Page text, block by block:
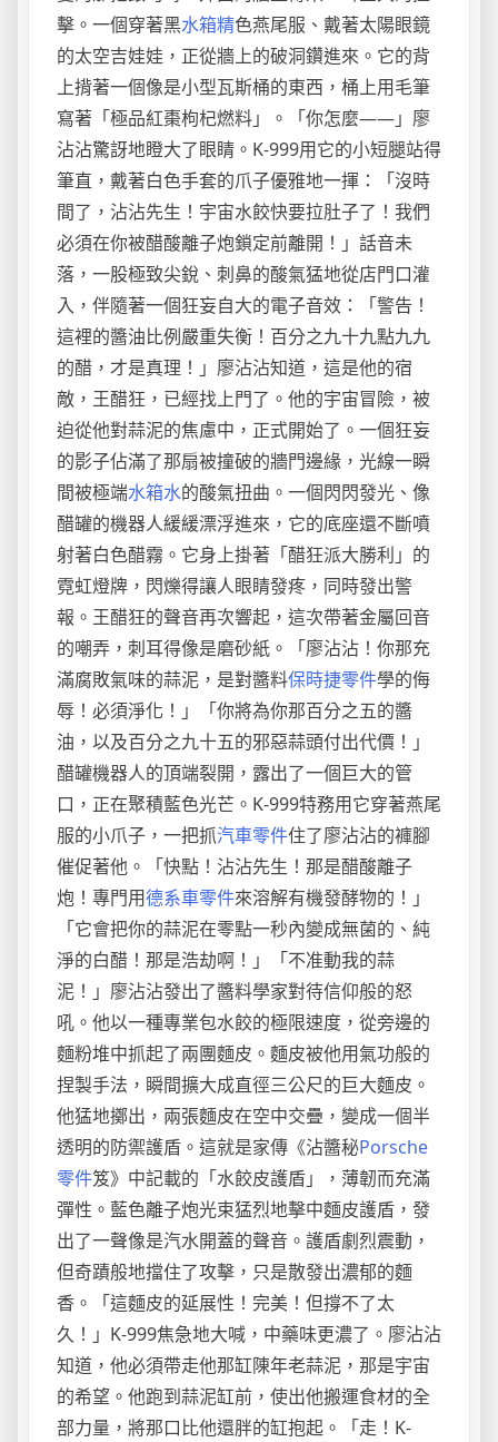
擊。一個穿著黑水箱精色燕尾服、戴著太陽眼鏡
的太空吉娃娃，正從牆上的破洞鑽進來。它的背
上揹著一個像是小型瓦斯桶的東西，桶上用毛筆
寫著「極品紅棗枸杞燃料」。「你怎麼——」廖
沾沾驚訝地瞪大了眼睛。K-999用它的小短腿站得
筆直，戴著白色手套的爪子優雅地一揮：「沒時
間了，沾沾先生！宇宙水餃快要拉肚子了！我們
必須在你被醋酸離子炮鎖定前離開！」話音未
落，一股極致尖銳、刺鼻的酸氣猛地從店門口灌
入，伴隨著一個狂妄自大的電子音效：「警告！
這裡的醬油比例嚴重失衡！百分之九十九點九九
的醋，才是真理！」廖沾沾知道，這是他的宿
敵，王醋狂，已經找上門了。他的宇宙冒險，被
迫從他對蒜泥的焦慮中，正式開始了。一個狂妄
的影子佔滿了那扇被撞破的牆門邊緣，光線一瞬
間被極端水箱水的酸氣扭曲。一個閃閃發光、像
醋罐的機器人緩緩漂浮進來，它的底座還不斷噴
射著白色醋霧。它身上掛著「醋狂派大勝利」的
霓虹燈牌，閃爍得讓人眼睛發疼，同時發出警
報。王醋狂的聲音再次響起，這次帶著金屬回音
的嘲弄，刺耳得像是磨砂紙。「廖沾沾！你那充
滿腐敗氣味的蒜泥，是對醬料保時捷零件學的侮
辱！必須淨化！」「你將為你那百分之五的醬
油，以及百分之九十五的邪惡蒜頭付出代價！」
醋罐機器人的頂端裂開，露出了一個巨大的管
口，正在聚積藍色光芒。K-999特務用它穿著燕尾
服的小爪子，一把抓汽車零件住了廖沾沾的褲腳
催促著他。「快點！沾沾先生！那是醋酸離子
炮！專門用德系車零件來溶解有機發酵物的！」
「它會把你的蒜泥在零點一秒內變成無菌的、純
淨的白醋！那是浩劫啊！」「不准動我的蒜
泥！」廖沾沾發出了醬料學家對待信仰般的怒
吼。他以一種專業包水餃的極限速度，從旁邊的
麵粉堆中抓起了兩團麵皮。麵皮被他用氣功般的
捏製手法，瞬間擴大成直徑三公尺的巨大麵皮。
他猛地擲出，兩張麵皮在空中交疊，變成一個半
透明的防禦護盾。這就是家傳《沾醬秘Porsche
零件笈》中記載的「水餃皮護盾」，薄韌而充滿
彈性。藍色離子炮光束猛烈地擊中麵皮護盾，發
出了一聲像是汽水開蓋的聲音。護盾劇烈震動，
但奇蹟般地擋住了攻擊，只是散發出濃郁的麵
香。「這麵皮的延展性！完美！但撐不了太
久！」K-999焦急地大喊，中藥味更濃了。廖沾沾
知道，他必須帶走他那缸陳年老蒜泥，那是宇宙
的希望。他跑到蒜泥缸前，使出他搬運食材的全
部力量，將那口比他還胖的缸抱起。「走！K-